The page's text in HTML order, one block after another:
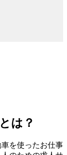
は？
を使ったお仕事